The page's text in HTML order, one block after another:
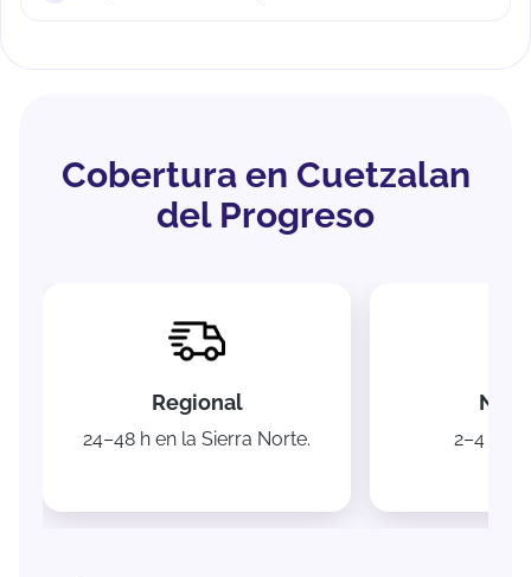
Cobertura en Cuetzalan
del Progreso
Regional
24–48 h en la Sierra Norte. 2–4 días